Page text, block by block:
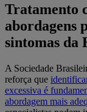
Tratamento
abordagens
sintomas da
A Sociedade
reforça que
excessiva é
abordagem mais